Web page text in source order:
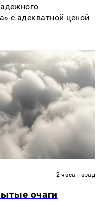
с адекватной ценой
2 часа назад
очаги